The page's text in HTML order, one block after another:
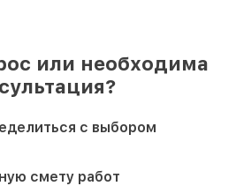
или необходима
с выбором
смету работ